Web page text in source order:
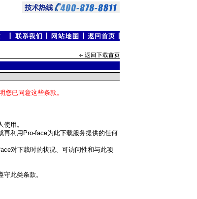
您已同意这些条款。
用。
再利用Pro-face为此下载服务提供的任何
对下载时的状况、可访问性和与此项
此类条款。